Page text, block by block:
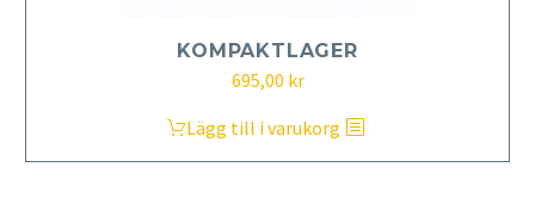
KOMPAKTLAGER
695,00 kr
Lägg till i varukorg